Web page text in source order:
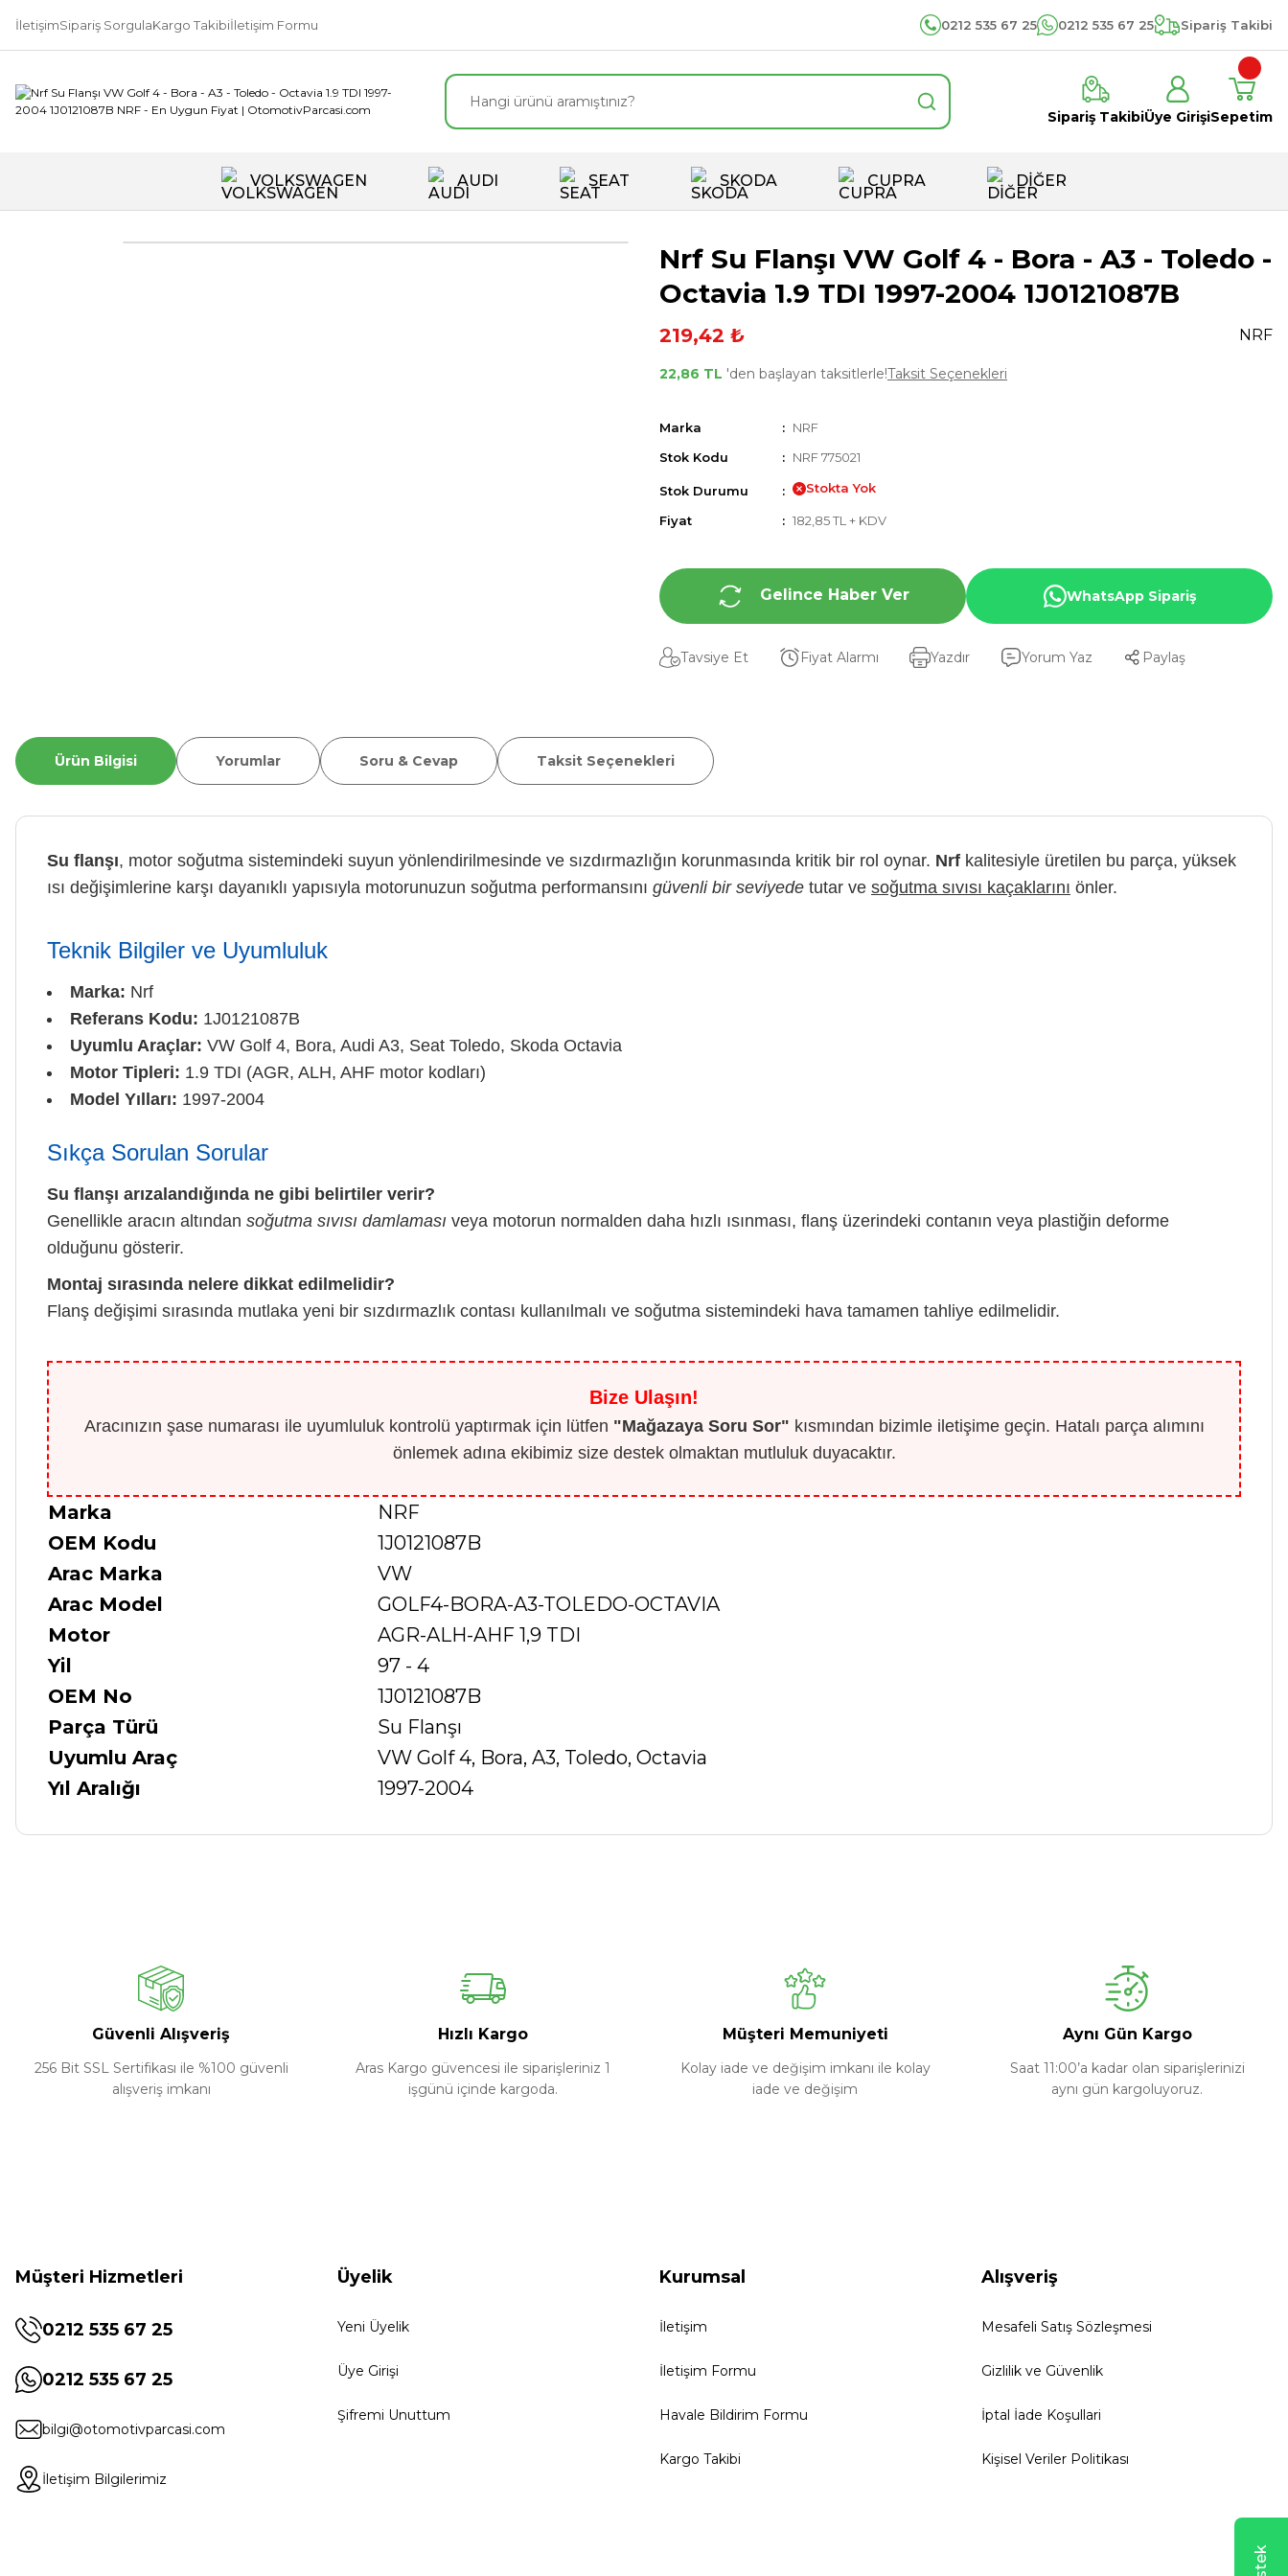
İletişimSipariş SorgulaKargo Takibiİletişim Formu 0212 535 67 25 0212 535 67 25 Sipariş Takibi
Sipariş TakibiÜye GirişiSepetim
VOLKSWAGEN AUDI SEAT SKODA CUPRA DİĞER
Nrf Su Flanşı VW Golf 4 - Bora - A3 - Toledo -
Octavia 1.9 TDI 1997-2004 1J0121087B
219,42 ₺ NRF
22,86 TL 'den başlayan taksitlerle!Taksit Seçenekleri
Marka
NRF
Stok Kodu
NRF 775021
Stok Durumu Stokta Yok
Fiyat 182,85 TL + KDV
Gelince Haber Ver WhatsApp Sipariş
Tavsiye Et Fiyat Alarmı Yazdır Yorum Yaz Paylaş
Ürün Bilgisi Yorumlar Soru & Cevap Taksit Seçenekleri
Su flanşı, motor soğutma sistemindeki suyun yönlendirilmesinde ve sızdırmazlığın korunmasında kritik bir rol oynar. Nrf kalitesiyle üretilen bu parça, yüksek
ısı değişimlerine karşı dayanıklı yapısıyla motorunuzun soğutma performansını güvenli bir seviyede tutar ve soğutma sıvısı kaçaklarını önler.
Teknik Bilgiler ve Uyumluluk
Marka: Nrf
Referans Kodu: 1J0121087B
Uyumlu Araçlar: VW Golf 4, Bora, Audi A3, Seat Toledo, Skoda Octavia
Motor Tipleri: 1.9 TDI (AGR, ALH, AHF motor kodları)
Model Yılları: 1997-2004
Sıkça Sorulan Sorular
Su flanşı arızalandığında ne gibi belirtiler verir?
Genellikle aracın altından soğutma sıvısı damlaması veya motorun normalden daha hızlı ısınması, flanş üzerindeki contanın veya plastiğin deforme
olduğunu gösterir.
Montaj sırasında nelere dikkat edilmelidir?
Flanş değişimi sırasında mutlaka yeni bir sızdırmazlık contası kullanılmalı ve soğutma sistemindeki hava tamamen tahliye edilmelidir.
Bize Ulaşın!
Aracınızın şase numarası ile uyumluluk kontrolü yaptırmak için lütfen "Mağazaya Soru Sor" kısmından bizimle iletişime geçin. Hatalı parça alımını
önlemek adına ekibimiz size destek olmaktan mutluluk duyacaktır.
Marka
NRF
OEM Kodu
1J0121087B
Arac Marka
VW
Arac Model
GOLF4-BORA-A3-TOLEDO-OCTAVIA
Motor
AGR-ALH-AHF 1,9 TDI
Yil
97 - 4
OEM No
1J0121087B
Parça Türü
Su Flanşı
Uyumlu Araç
VW Golf 4, Bora, A3, Toledo, Octavia
Yıl Aralığı
1997-2004
Güvenli Alışveriş
256 Bit SSL Sertifikası ile %100 güvenli
alışveriş imkanı
Hızlı Kargo
Aras Kargo güvencesi ile siparişleriniz 1
işgünü içinde kargoda.
Müşteri Memuniyeti
Kolay iade ve değişim imkanı ile kolay
iade ve değişim
Aynı Gün Kargo
Saat 11:00’a kadar olan siparişlerinizi
aynı gün kargoluyoruz.
Müşteri Hizmetleri
0212 535 67 25
0212 535 67 25
bilgi@otomotivparcasi.com
İletişim Bilgilerimiz
Üyelik
Yeni Üyelik
Üye Girişi
Şifremi Unuttum
Kurumsal
İletişim
İletişim Formu
Havale Bildirim Formu
Kargo Takibi
Alışveriş
Mesafeli Satış Sözleşmesi
Gizlilik ve Güvenlik
İptal İade Koşullari
Kişisel Veriler Politikası